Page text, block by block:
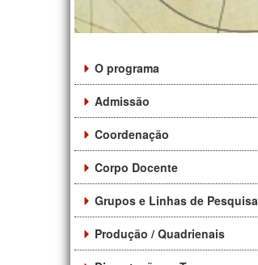
O programa
Admissão
Coordenação
Corpo Docente
Grupos e Linhas de Pesquisa
Produção / Quadrienais